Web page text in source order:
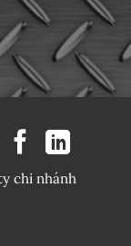
chi nhánh